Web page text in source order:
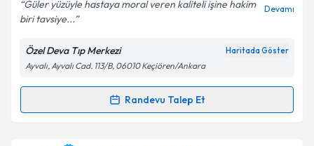
Metni'ni okudum ve kişisel verilerimin belirtilen
kapsamda işlenmesini kabul ediyorum.
Takvim Talebini Gönder
Güler yüzüyle hastaya moral veren kaliteli işine hakim
biri tavsiye...
Devamı
Özel Deva Tıp Merkezi Haritada Göster
Ayvalı, Ayvalı Cad. 113/B, 06010 Keçiören/Ankara
Randevu Talep Et
Randevu Takvimi Talebi